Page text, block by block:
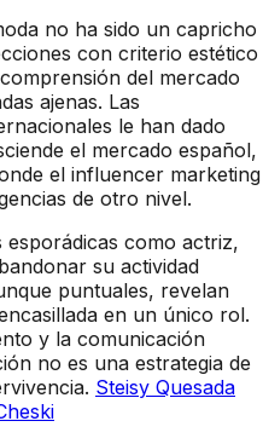
no ha sido un capricho
con criterio estético
del mercado
ajenas. Las
le han dado
el mercado español,
el influencer marketing
de otro nivel.
esporádicas como actriz,
su actividad
puntuales, revelan
en un único rol.
y la comunicación
no es una estrategia de
Steisy Quesada